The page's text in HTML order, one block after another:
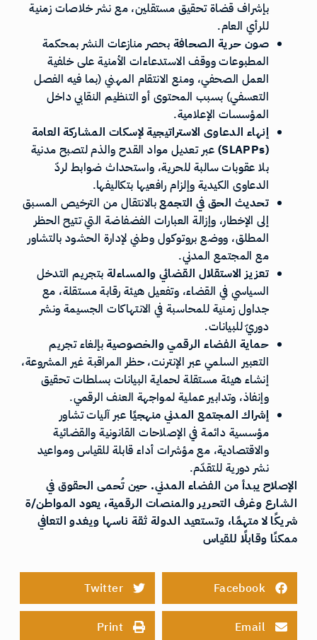
بإشراف قضاة تحقيق مستقلين، مع نشر خلاصات زمنية
للرأي العام.
صون حرية الصحافة بحصر منازعات النشر بمحكمة
المطبوعات ووقف الاستدعاءات الأمنية على خلفية
العمل الصحفي، ومنع الانتقام المهني (بما فيه الفصل
التعسفي) بسبب المحتوى أو التنظيم النقابي داخل
المؤسسات الإعلامية.
إنهاء الدعاوى الاستراتيجية لإسكات المشاركة العامة
(SLAPPs)
عبر تعديل مواد القدح والذم لتصبح مدنية
بلا عقوبات سالبة للحرية، واستحداث ضوابط لردّ
الدعاوى الكيدية وإلزام رافعيها بتكاليفها.
تحديث الحق في التجمعبالانتقال من الترخيص المسبق
إلى الإخطار، وإزالة العبارات الفضفاضة التي تتيح الحظر
المطلق، ووضع بروتوكول وطني لإدارة الحشود بالتشاور
مع المجتمع المدني.
تعزيز الاستقلال القضائي والمساءلة بتجريم التدخل
السياسي في القضاء، وتفعيل هيئة رقابة مستقلة، مع
جداول زمنية للمحاسبة في الانتهاكات الجسيمة ونشر
دوريّ للبيانات.
حماية الفضاء الرقمي والخصوصيةبإلغاء تجريم
التعبير السلمي عبر الإنترنت، حظر المراقبة غير المشروعة،
إنشاء هيئة مستقلة لحماية البيانات بسلطات تحقيق
وإنفاذ، وتدابير عملية لمواجهة العنف الرقمي.
إشراك المجتمع المدني منهجيًا عبر آليات تشاور
مؤسسية دائمة في الإصلاحات القانونية والقضائية
والاقتصادية، مع مؤشرات أداء قابلة للقياس ومواعيد
نشر دورية للتقدّم.
الإصلاح يبدأ من الفضاء المدني. حين تُحمى الحقوق في
الشارع وغرف التحرير والمنصات الرقمية، يعود المواطن/ة
شريكًا لا متهمًا، وتستعيد الدولة ثقة ناسها ويغدو التعافي
ممكنًا وقابلًا للقياس
Facebook
Twitter
Email
Print